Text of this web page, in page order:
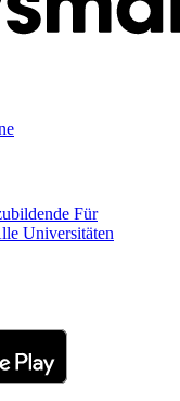
Für
Universitäten